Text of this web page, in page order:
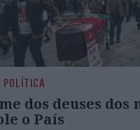
POLÍTICA
dos deuses dos
o País